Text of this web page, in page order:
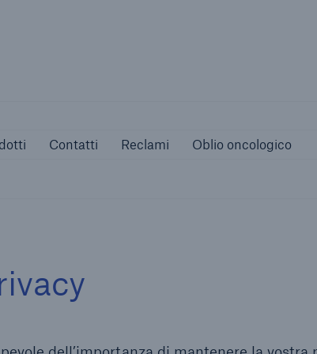
Contatti Reclami Oblio oncologico